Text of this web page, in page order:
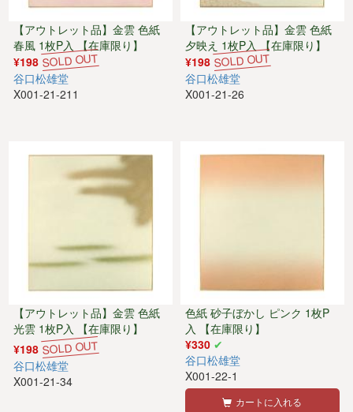
【アウトレット品】金雲 色紙
春風 1枚P入 【在庫限り】
¥198
谷口松雄堂
X001-21-211
【アウトレット品】金雲 色紙
夕映え 1枚P入 【在庫限り】
¥198
谷口松雄堂
X001-21-26
【アウトレット品】金雲 色紙
光雲 1枚P入 【在庫限り】
¥198
谷口松雄堂
X001-21-34
色紙 砂子ぼかし ピンク 1枚P
入 【在庫限り】
¥330
谷口松雄堂
X001-22-1
カートに入れる